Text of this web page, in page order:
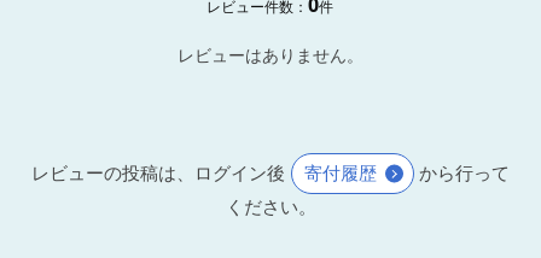
レビュー件数： 件
レビューはありません。
レビューの投稿は、ログイン後 寄付履歴
から行って
ください。